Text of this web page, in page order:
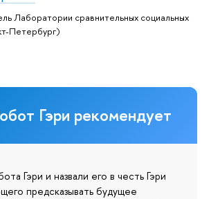
Лаборатории сравнительных социальных
Петербург)
Гэри рекомендует
Гэри и назвали его в честь Гэри
предсказывать будущее